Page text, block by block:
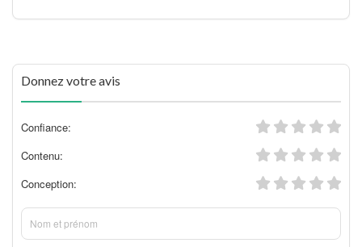
Donnez votre avis
Confiance:
Contenu:
Conception: